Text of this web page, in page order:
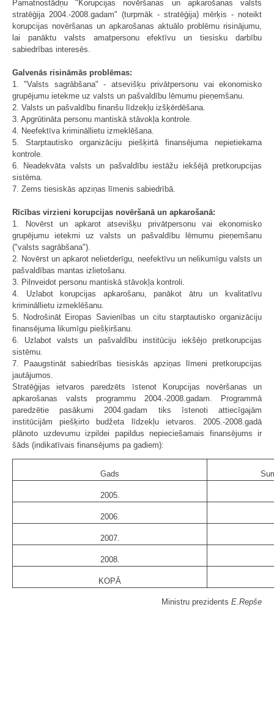
Pamatnostādņu "Korupcijas novēršanas un apkarošanas valsts
stratēģija 2004.-2008.gadam" (turpmāk - stratēģija) mērķis - noteikt
korupcijas novēršanas un apkarošanas aktuālo problēmu risinājumu,
lai panāktu valsts amatpersonu efektīvu un tiesisku darbību
sabiedrības interesēs.
Galvenās risināmās problēmas:
1. "Valsts sagrābšana" - atsevišķu privātpersonu vai ekonomisko
grupējumu ietekme uz valsts un pašvaldību lēmumu pieņemšanu.
2. Valsts un pašvaldību finanšu līdzekļu izšķērdēšana.
3. Apgrūtināta personu mantiskā stāvokļa kontrole.
4. Neefektīva krimināllietu izmeklēšana.
5. Starptautisko organizāciju piešķirtā finansējuma nepietiekama
kontrole.
6. Neadekvāta valsts un pašvaldību iestāžu iekšējā pretkorupcijas
sistēma.
7. Zems tiesiskās apziņas līmenis sabiedrībā.
Rīcības virzieni korupcijas novēršanā un apkarošanā:
1. Novērst un apkarot atsevišķu privātpersonu vai ekonomisko
grupējumu ietekmi uz valsts un pašvaldību lēmumu pieņemšanu
("valsts sagrābšana").
2. Novērst un apkarot nelietderīgu, neefektīvu un nelikumīgu valsts un
pašvaldības mantas izlietošanu.
3. Pilnveidot personu mantiskā stāvokļa kontroli.
4. Uzlabot korupcijas apkarošanu, panākot ātru un kvalitatīvu
krimināllietu izmeklēšanu.
5. Nodrošināt Eiropas Savienības un citu starptautisko organizāciju
finansējuma likumīgu piešķiršanu.
6. Uzlabot valsts un pašvaldību institūciju iekšējo pretkorupcijas
sistēmu.
7. Paaugstināt sabiedrības tiesiskās apziņas līmeni pretkorupcijas
jautājumos.
Stratēģijas ietvaros paredzēts īstenot Korupcijas novēršanas un
apkarošanas valsts programmu 2004.-2008.gadam. Programmā
paredzētie pasākumi 2004.gadam tiks īstenoti attiecīgajām
institūcijām piešķirto budžeta līdzekļu ietvaros. 2005.-2008.gadā
plānoto uzdevumu izpildei papildus nepieciešamais finansējums ir
šāds (indikatīvais finansējums pa gadiem):
Gads
2005.
2006.
2007.
2008.
KOPĀ
Ministru prezidents E.Repše